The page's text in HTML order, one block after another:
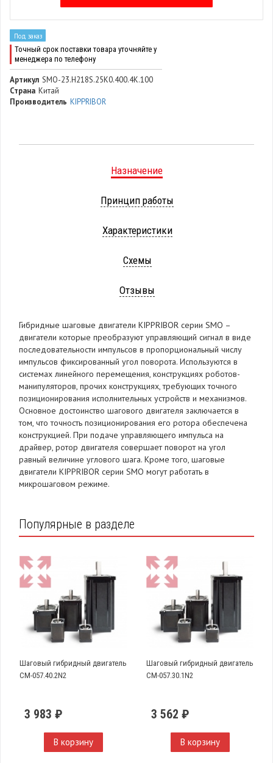
Под заказ
Точный срок поставки товара уточняйте у
менеджера по телефону
Артикул SMO-23.H218S.25K0.400.4K.100
Страна Китай
Производитель KIPPRIBOR
Назначение
Принцип работы
Характеристики
Схемы
Отзывы
Гибридные шаговые двигатели KIPPRIBOR серии SMO –
двигатели которые преобразуют управляющий сигнал в виде
последовательности импульсов в пропорциональный числу
импульсов фиксированный угол поворота. Используются в
системах линейного перемещения, конструкциях роботов-
манипуляторов, прочих конструкциях, требующих точного
позиционирования исполнительных устройств и механизмов.
Основное достоинство шагового двигателя заключается в
том, что точность позиционирования его ротора обеспечена
конструкцией. При подаче управляющего импульса на
драйвер, ротор двигателя совершает поворот на угол
равный величине углового шага. Кроме того, шаговые
двигатели KIPPRIBOR серии SMO могут работать в
микрошаговом режиме.
Популярные в разделе
Шаговый гибридный двигатель
CM-057.40.2N2
3 983 ₽
В корзину
Шаговый гибридный двигатель
CM-057.30.1N2
3 562 ₽
В корзину